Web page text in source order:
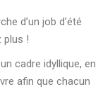
d’un job d’été
plus !
cadre idyllique, en
afin que chacun